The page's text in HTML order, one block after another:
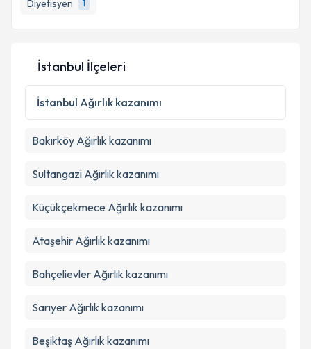
Diyetisyen
1
E-posta Adresiniz
Kişisel verilerimin işlenmesine ilişkinAydınlatma
Metni'ni okudum ve kişisel verilerimin belirtilen
kapsamda işlenmesini kabul ediyorum.
İstanbul İlçeleri
İstanbul Ağırlık kazanımı
Bakırköy Ağırlık kazanımı
Sultangazi Ağırlık kazanımı
Küçükçekmece Ağırlık kazanımı
Ataşehir Ağırlık kazanımı
Bahçelievler Ağırlık kazanımı
Sarıyer Ağırlık kazanımı
Beşiktaş Ağırlık kazanımı